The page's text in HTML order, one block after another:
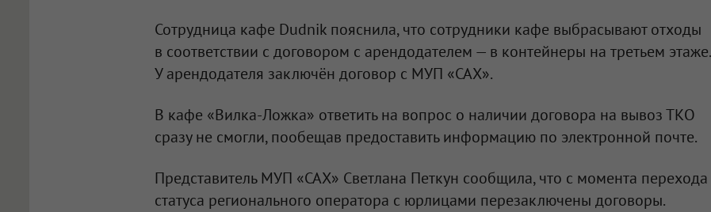
Сотрудница кафе Dudnik пояснила, что сотрудники кафе выбрасывают отходы
в соответствии с договором с арендодателем — в контейнеры на третьем этаже.
У арендодателя заключён договор с МУП «САХ».
В кафе «Вилка-Ложка» ответить на вопрос о наличии договора на вывоз ТКО
сразу не смогли, пообещав предоставить информацию по электронной почте.
Представитель МУП «САХ» Светлана Петкун сообщила, что с момента перехода
статуса регионального оператора с юрлицами перезаключены договоры.